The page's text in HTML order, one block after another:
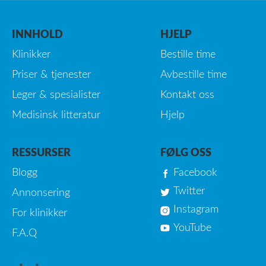
INNHOLD
Klinikker
Priser & tjenester
Leger & spesialister
Medisinsk litteratur
HJELP
Bestille time
Avbestille time
Kontakt oss
Hjelp
RESSURSER
Blogg
Annonsering
For klinikker
F.A.Q
FØLG OSS
Facebook
Twitter
Instagram
YouTube